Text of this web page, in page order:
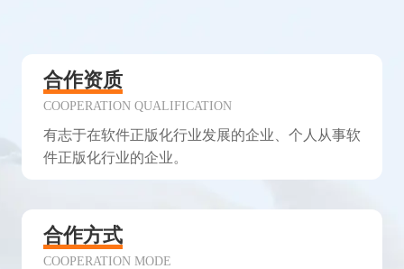
合作资质
COOPERATION QUALIFICATION
有志于在软件正版化行业发展的企业、个人从事软
件正版化行业的企业。
合作方式
COOPERATION MODE